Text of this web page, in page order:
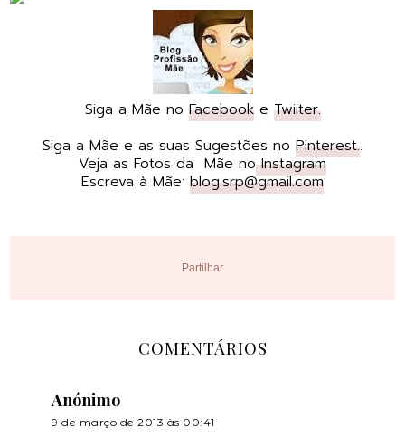
Siga a Mãe no Facebooke Twiiter.
Siga a Mãe e as suas Sugestões no Pinterest..
Veja as Fotos da Mãe noInstagram
Escreva à Mãe: blog.srp@gmail.com
Partilhar
COMENTÁRIOS
Anónimo
9 de março de 2013 às 00:41